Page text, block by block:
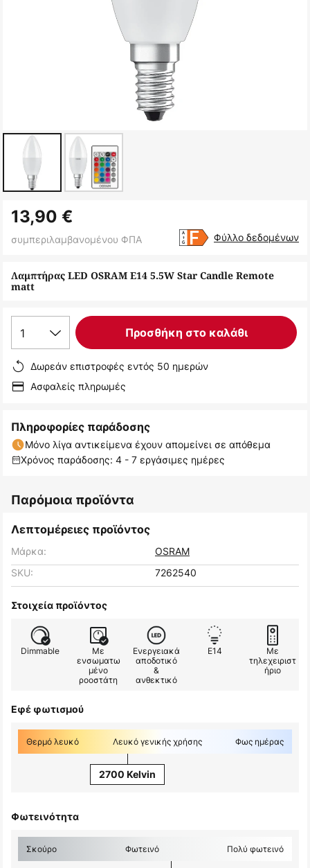
στην
αρχή
συλλογής
εικόνων
Λαμπτήρας LED OSRAM E14 5.5W Star Candle Remote
matt
13,90 €
συμπεριλαμβανομένου ΦΠΑ Φύλλο δεδομένων
1 Προσθήκη στο καλάθι
Δωρεάν επιστροφές εντός 50 ημερών
Ασφαλείς πληρωμές
Πληροφορίες παράδοσης
Μόνο λίγα αντικείμενα έχουν απομείνει σε απόθεμα
Χρόνος παράδοσης: 4 - 7 εργάσιμες ημέρες
Παρόμοια προϊόντα
Λεπτομέρειες προϊόντος
Μάρκα:
OSRAM
SKU:
7262540
Στοιχεία προϊόντος
Dimmable
Με
ενσωματω
μένο
ροοστάτη
Ενεργειακά
αποδοτικό
&
ανθεκτικό
E14
Με
τηλεχειριστ
ήριο
Εφέ φωτισμού
Θερμό λευκό Λευκό γενικής χρήσης Φως ημέρας
2700 Kelvin
Φωτεινότητα
Σκούρο Φωτεινό Πολύ φωτεινό